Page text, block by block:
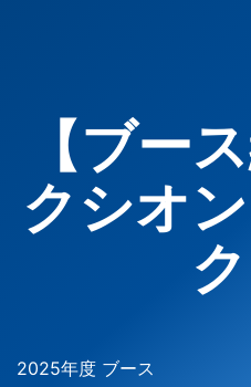
【ブー
クシオ
2025年度 ブース